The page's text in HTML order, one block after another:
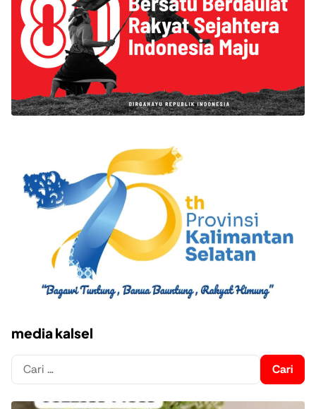
media kalsel
Cari
untuk: